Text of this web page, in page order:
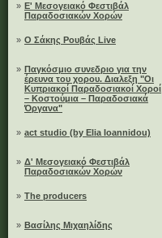
» Ε' Μεσογειακό Φεστιβάλ
Παραδοσιακών Χορών
» Ο Σάκης Ρουβάς Live
» Παγκόσμιο συνεδριο για την
έρευνα του χορου. Διαλεξη "Οι
Κυπριακοί Παραδοσιακοί Χοροί
– Κοστούμια – Παραδοσιακά
Όργανα"
» act studio (by Elia Ioannidou)
» Δ' Μεσογειακό Φεστιβάλ
Παραδοσιακών Χορών
» The producers
» Βασίλης Μιχαηλίδης